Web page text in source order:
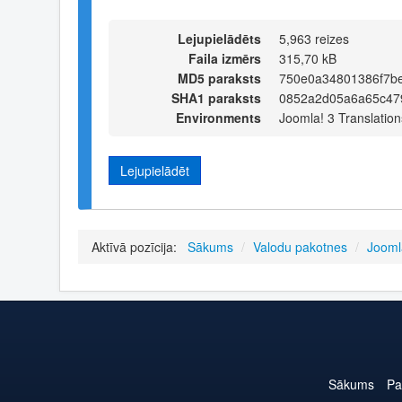
Lejupielādēts
5,963 reizes
Faila izmērs
315,70 kB
MD5 paraksts
SHA1 paraksts
Environments
Joomla! 3
Lejupielādēt
Aktīvā pozīcija: Sākums / Valodu pakotnes /
Sākums